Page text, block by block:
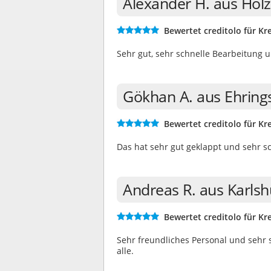
Bewertet creditolo für
Sehr gut, sehr schnelle Bearbeitung
Gökhan A. aus
Bewertet creditolo für
Das hat sehr gut geklappt und sehr
Andreas R. aus
Bewertet creditolo für
Sehr freundliches Personal und sehr
alle.